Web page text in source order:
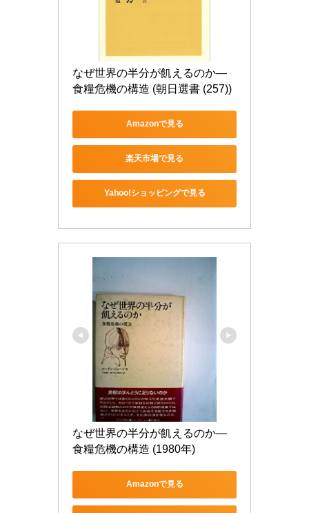
なぜ世界の半分が飢えるのか―
食糧危機の構造 (朝日選書 (257))
Amazonで見る
楽天市場で見る
Yahoo!ショッピングで見る
なぜ世界の半分が飢えるのか―
食糧危機の構造 (1980年)
Amazonで見る